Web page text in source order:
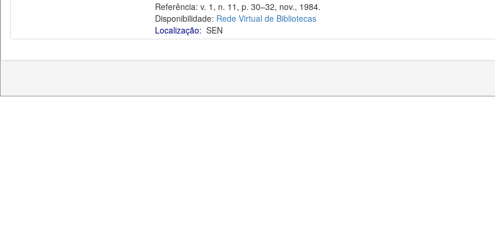
Referência: v. 1, n. 11, p. 30–32, nov., 1984.
Disponibilidade: Rede Virtual de Bibliotecas
Localização: SEN